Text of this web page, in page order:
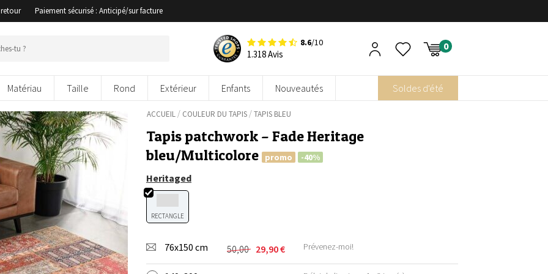
Paiement sécurisé : Anticipé/sur facture
8.6/10
1.318 Avis
Matériau Taille Rond Extérieur Enfants Nouveautés Soldes d'été
ACCUEIL/ COULEUR DU TAPIS/TAPIS BLEU
Tapis patchwork – Fade Heritage
bleu/Multicolore
promo -40%
Heritaged
RECTANGLE
76x150 cm 50,00
Le
prix
29,90€
Le
prix
Prévenez-moi!